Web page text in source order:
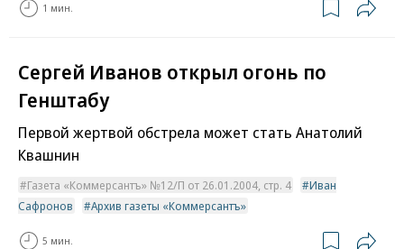
1 мин.
Сергей Иванов открыл огонь по
Генштабу
Первой жертвой обстрела может стать Анатолий
Квашнин
Газета «Коммерсантъ» №12/П от 26.01.2004, стр. 4
Иван
Сафронов
Архив газеты «Коммерсантъ»
5 мин.